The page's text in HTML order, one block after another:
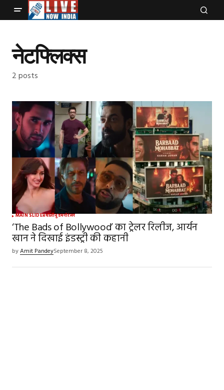
नेटफ्लिक्स
2 posts
MAIN SLIDERबॉलीवुडमनोरंजन
‘The Bads of Bollywood’ का ट्रेलर रिलीज, आर्यन
खान ने दिखाई इंडस्ट्री की कहानी
byAmit PandeySeptember 8, 2025